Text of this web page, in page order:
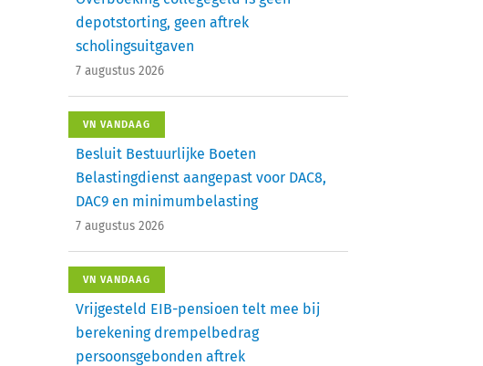
depotstorting, geen aftrek
scholingsuitgaven
7 augustus 2026
VN VANDAAG
Besluit Bestuurlijke Boeten
Belastingdienst aangepast voor DAC8,
DAC9 en minimumbelasting
7 augustus 2026
VN VANDAAG
Vrijgesteld EIB-pensioen telt mee bij
berekening drempelbedrag
persoonsgebonden aftrek